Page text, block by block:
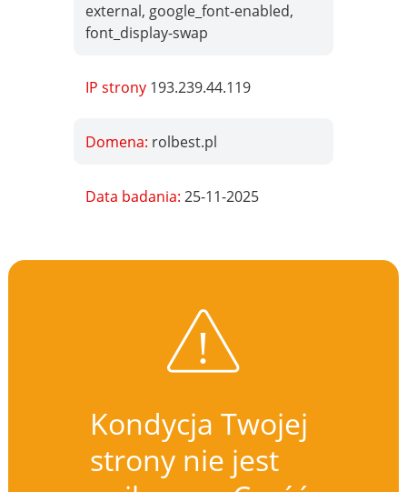
external, google_font-enabled,
font_display-swap
IP strony 193.239.44.119
Domena: rolbest.pl
Data badania:25-11-2025
Kondycja Twojej
strony nie jest